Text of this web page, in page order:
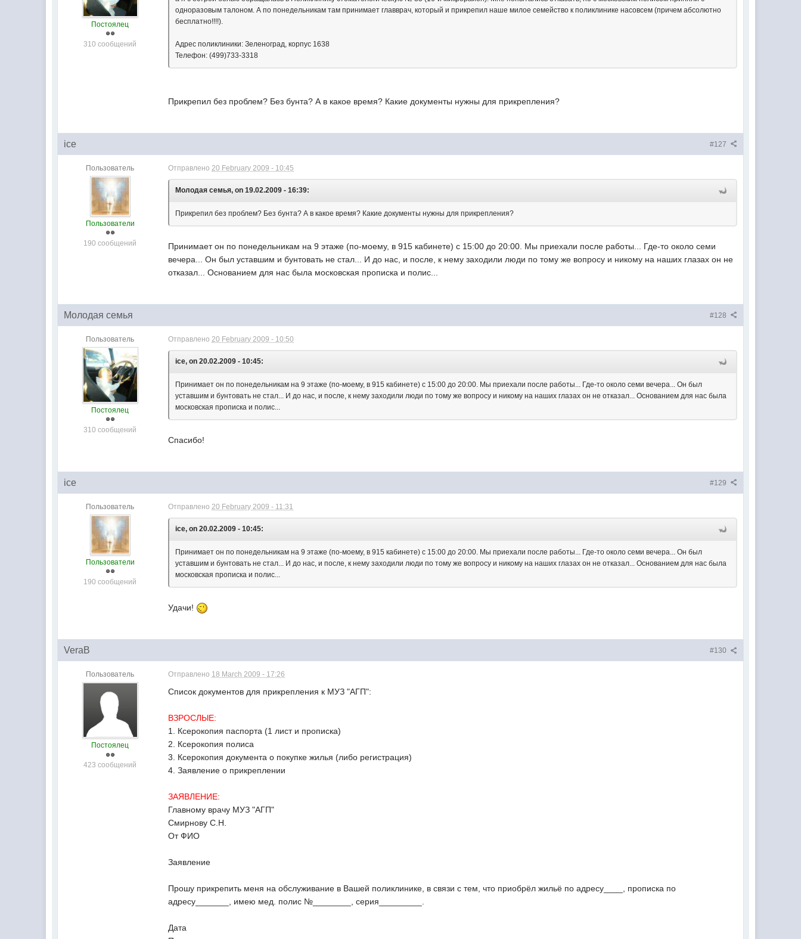
Постоялец
310 сообщений
одноразовым талоном. А по понедельникам там принимает главврач, который и прикрепил наше милое семейство к поликлинике насовсем (причем абсолютно
бесплатно!!!!).
Адрес поликлиники: Зеленоград, корпус 1638
Телефон: (499)733-3318
Прикрепил без проблем? Без бунта? А в какое время? Какие документы нужны для прикрепления?
#127
ice
Пользователь
Пользователи
190 сообщений
Отправлено 20 February 2009 - 10:45
Молодая семья, on 19.02.2009 - 16:39:
Прикрепил без проблем? Без бунта? А в какое время? Какие документы нужны для прикрепления?
Принимает он по понедельникам на 9 этаже (по-моему, в 915 кабинете) с 15:00 до 20:00. Мы приехали после работы... Где-то около семи
вечера... Он был уставшим и бунтовать не стал... И до нас, и после, к нему заходили люди по тому же вопросу и никому на наших глазах он не
отказал... Основанием для нас была московская прописка и полис...
#128
Молодая семья
Пользователь
Постоялец
310 сообщений
Отправлено 20 February 2009 - 10:50
ice, on 20.02.2009 - 10:45:
Принимает он по понедельникам на 9 этаже (по-моему, в 915 кабинете) с 15:00 до 20:00. Мы приехали после работы... Где-то около семи вечера... Он был
уставшим и бунтовать не стал... И до нас, и после, к нему заходили люди по тому же вопросу и никому на наших глазах он не отказал... Основанием для нас была
московская прописка и полис...
Спасибо!
#129
ice
Пользователь
Пользователи
190 сообщений
Отправлено 20 February 2009 - 11:31
ice, on 20.02.2009 - 10:45:
Принимает он по понедельникам на 9 этаже (по-моему, в 915 кабинете) с 15:00 до 20:00. Мы приехали после работы... Где-то около семи вечера... Он был
уставшим и бунтовать не стал... И до нас, и после, к нему заходили люди по тому же вопросу и никому на наших глазах он не отказал... Основанием для нас была
московская прописка и полис...
Удачи!
#130
VeraB
Пользователь
Постоялец
423 сообщений
Отправлено 18 March 2009 - 17:26
Список документов для прикрепления к МУЗ "АГП":
ВЗРОСЛЫЕ:
1. Ксерокопия паспорта (1 лист и прописка)
2. Ксерокопия полиса
3. Ксерокопия документа о покупке жилья (либо регистрация)
4. Заявление о прикреплении
ЗАЯВЛЕНИЕ:
Главному врачу МУЗ "АГП"
Смирнову С.Н.
От ФИО
Заявление
Прошу прикрепить меня на обслуживание в Вашей поликлинике, в связи с тем, что приобрёл жильё по адресу____, прописка по
адресу_______, имею мед. полис №________, серия_________.
Дата